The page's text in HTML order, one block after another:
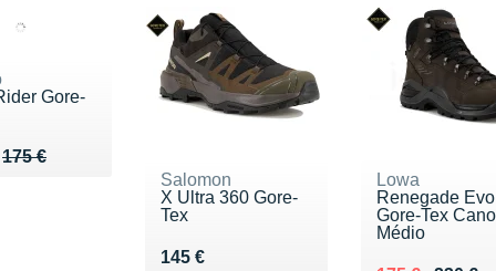
Gore-
175 €175 €
€
Salomon
X Ultra 360 Gore-
Tex
145 €
Vendu 145 €
Lowa
Renegade Evo
Gore-Tex Cano
Médio